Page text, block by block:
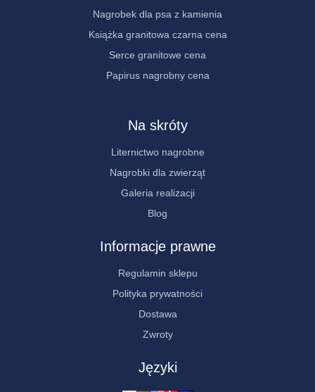
Nagrobek dla psa z kamienia
Książka granitowa czarna cena
Serce granitowe cena
Papirus nagrobny cena
Na skróty
Liternictwo nagrobne
Nagrobki dla zwierząt
Galeria realizacji
Blog
Informacje prawne
Regulamin sklepu
Polityka prywatności
Dostawa
Zwroty
Języki